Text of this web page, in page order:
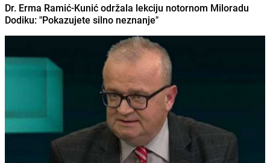
Dr. Erma Ramić-Kunić održala lekciju notornom Miloradu
Dodiku: "Pokazujete silno neznanje"